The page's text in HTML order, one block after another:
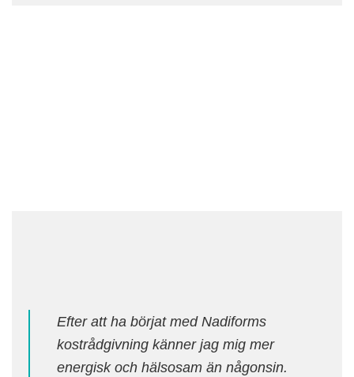
Efter att ha börjat med Nadiforms
kostrådgivning känner jag mig mer
energisk och hälsosam än någonsin.